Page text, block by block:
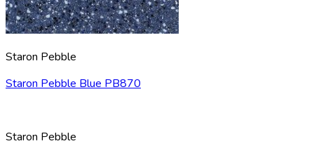
Staron Pebble
Staron Pebble Blue PB870
Staron Pebble